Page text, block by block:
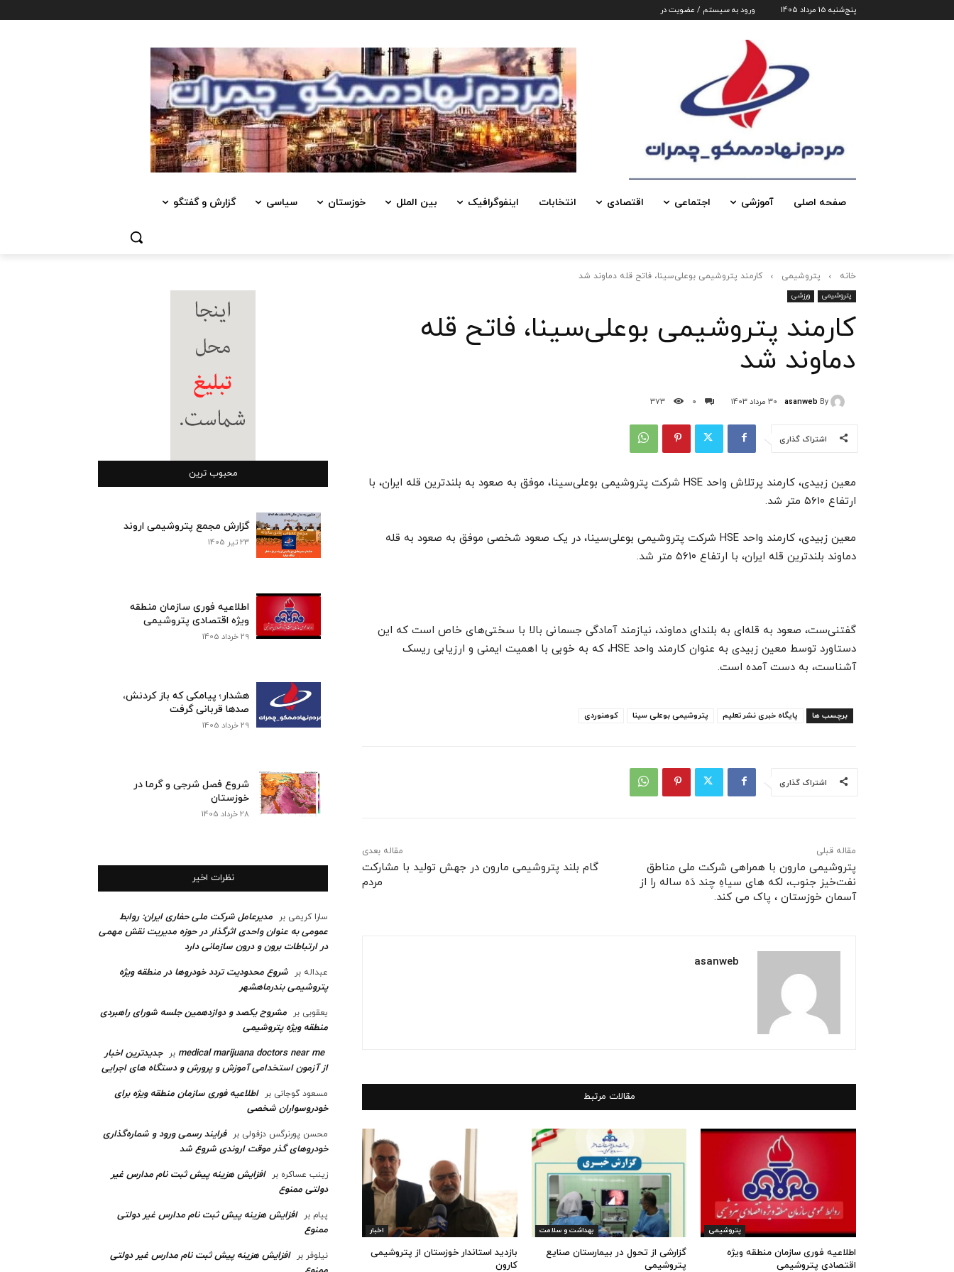
پنج‌شنبه 15 مرداد 1405 ورود به سیستم / عضویت در
صفحه اصلی آموزشی اجتماعی اقتصادی انتخابات اینفوگرافیک بین الملل خوزستان سیاسی گزارش و گفتگو
خانه پتروشیمی کارمند پتروشیمی بوعلی‌سینا، فاتح قله دماوند شد
پتروشیمی ورزشی
کارمند پتروشیمی بوعلی‌سینا، فاتح قله
دماوند شد
By
asanweb 30 مرداد 1403 0
373
اشتراک گذاری
معین زبیدی، کارمند پرتلاش واحد HSE شرکت پتروشیمی بوعلی‌سینا، موفق به صعود به بلندترین قله ایران، با
ارتفاع ۵۶۱۰ متر شد.
معین زبیدی، کارمند واحد HSE شرکت پتروشیمی بوعلی‌سینا، در یک صعود شخصی موفق به صعود به قله
دماوند بلندترین قله ایران، با ارتفاع ۵۶۱۰ متر شد.
گفتنی‌ست، صعود به قله‌ای به بلندای دماوند، نیازمند آمادگی جسمانی بالا با سختی‌های خاص است که این
دستاورد توسط معین زبیدی به عنوان کارمند واحد HSE، که به خوبی با اهمیت ایمنی و ارزیابی ریسک
آشناست، به دست آمده است.
برچسب ها پایگاه خبری نشرتعلیم پتروشیمی بوعلی سینا کوهنوردی
اشتراک گذاری
مقاله قبلی
پتروشیمی مارون با همراهی شرکت ملی مناطق
نفت‌خیز جنوب، لکه های سیاهِ چند دَه ساله را از
آسمان خوزستان ، پاک می کند.
مقاله بعدی
گام بلند پتروشیمی مارون در جهش تولید با مشارکت
مردم
asanweb
مقالات مرتبط
پتروشیمی
اطلاعیه فوری سازمان منطقه ویژه
اقتصادی پتروشیمی
بهداشت و سلامت
گزارشی از تحول در بیمارستان صنایع
پتروشیمی
اخبار
بازدید استاندار خوزستان از پتروشیمی
کارون
محبوب ترین
گزارش مجمع پتروشیمی اروند
23 تیر 1405
اطلاعیه فوری سازمان منطقه
ویژه اقتصادی پتروشیمی
29 خرداد 1405
هشدار؛ پیامکی که باز کردنش،
صدها قربانی گرفت
29 خرداد 1405
شروع فصل شرجی و گرما در
خوزستان
28 خرداد 1405
نظرات اخیر
سارا کریمی بر
مدیرعامل شرکت ملی حفاری ایران: روابط
عمومی به عنوان واحدی اثرگذار در حوزه مدیریت نقش مهمی
در ارتباطات برون و درون سازمانی دارد
عبداله بر
شروع محدودیت تردد خودروها در منطقه ویژه
پتروشیمی بندرماهشهر
یعقوبی بر
مشروح یکصد و دوازدهمین جلسه شورای راهبردی
منطقه ویژه پتروشیمی‌
medical marijuana doctors near me بر
جدیدترین اخبار
از آزمون استخدامی آموزش و پرورش و دستگاه های اجرایی
مسعود گوجانی بر
اطلاعیه فوری سازمان منطقه ویژه برای
خودروسواران شخصی
محسن پورنرگس دزفولی بر
فرایند رسمی ورود و شماره‌گذاری
خودرو‌های گذر موقت اروندی شروع شد
زینب عساکره بر
افزایش هزینه پیش ثبت نام مدارس غیر
دولتی ممنوع
پیام بر
افزایش هزینه پیش ثبت نام مدارس غیر دولتی
ممنوع
نیلوفر بر
افزایش هزینه پیش ثبت نام مدارس غیر دولتی